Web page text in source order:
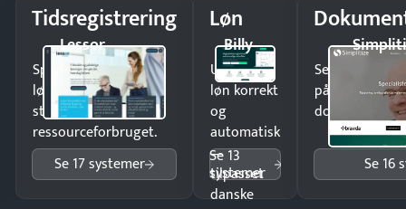
Tidsregistrering
Lessor
Spar tid på
lønberegning og få
styr på
ressourceforbruget.
Se 17 systemer
Løn
Billy
Udbetal
løn korrekt
og
automatisk
—
tilpasset
danske
Se 13
systemer
Send
på minutter
dokumenter.
Se 16